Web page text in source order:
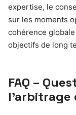
expertise, le
sur les moments
cohérence globale
objectifs de long
FAQ –
l’arbitrage